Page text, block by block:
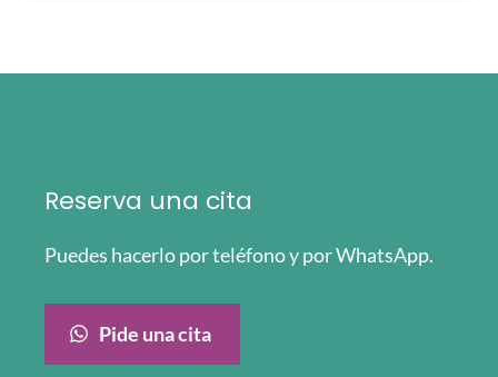
Reserva una cita
Puedes hacerlo por teléfono y por WhatsApp.
Pide una cita